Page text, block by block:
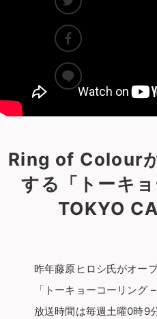
Ring of Colour
する「トーキ
TOKYO
昨年藤原ヒロシ氏がオー
「トーキョーコーリング
放送時間は毎週土曜0時9